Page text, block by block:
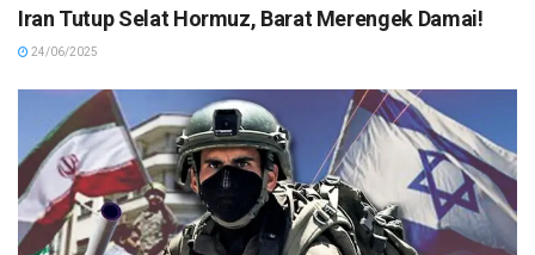
Iran Tutup Selat Hormuz, Barat Merengek Damai!
24/06/2025